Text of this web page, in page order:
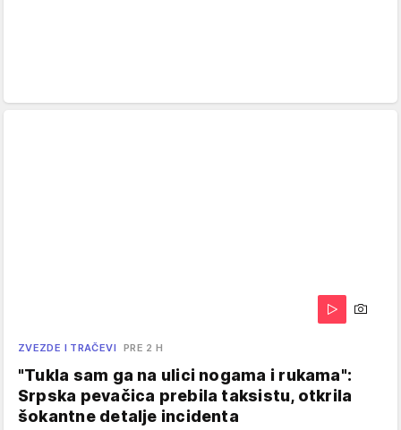
ZVEZDE I TRAČEVI PRE 2 H
"Tukla sam ga na ulici nogama i rukama":
Srpska pevačica prebila taksistu, otkrila
šokantne detalje incidenta